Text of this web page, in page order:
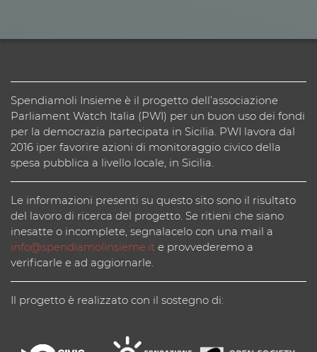
Spendiamoli Insieme è il progetto dell’associazione
Parliament Watch Italia (PWI) per un buon uso dei fondi
per la democrazia partecipata in Sicilia. PWI lavora dal
2016 iper favorire azioni di monitoraggio civico della
spesa pubblica a livello locale, in Sicilia.
Le informazioni presenti su questo sito sono il risultato
del lavoro di ricerca del progetto. Se ritieni che siano
inesatte o incomplete, segnalacelo con una mail a
info@spendiamolinsieme.it e provvederemo a
verificarle e ad aggiornarle.
Il progetto è realizzato con il sostegno di: